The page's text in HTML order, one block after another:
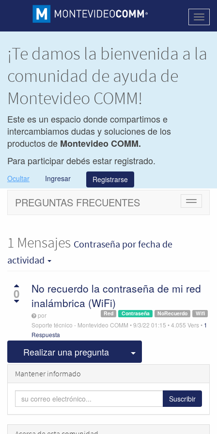
¡Te damos la bienvenida a la
comunidad de ayuda de
Montevideo COMM!
Este es un espacio donde compartimos e
intercambiamos dudas y soluciones de los
productos de Montevideo COMM.
Para participar debés estar registrado.
Ocultar Ingresar Registrarse
Cambiar
PREGUNTAS FRECUENTES
1 Mensajes Contraseña por fecha de
actividad
0
No recuerdo la contraseña de mi red
inalámbrica (WiFi)
Wifi
NoRecuerdo
Contraseña
Red
por
Soporte técnico - Montevideo COMM •9/3/22 01:15 •4.055 Vers• 1
Respuesta
Realizar una pregunta Seleccionar
Mantener informado
Suscribir